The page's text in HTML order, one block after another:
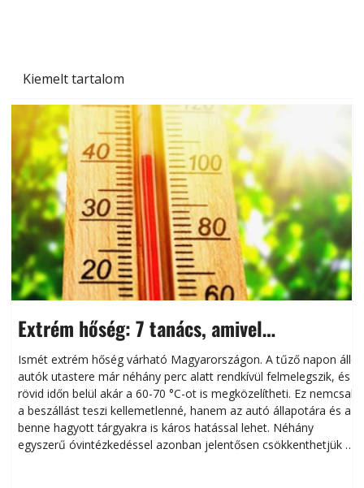
Kiemelt tartalom
Extrém hőség: 7 tanács, amivel
megóvhatjuk autónkat a nyári károktól
Ismét extrém hőség várható Magyarországon. A tűző napon álló
autók utastere már néhány perc alatt rendkívül felmelegszik, és
rövid időn belül akár a 60-70 °C-ot is megközelítheti. Ez nemcsak
a beszállást teszi kellemetlenné, hanem az autó állapotára és a
benne hagyott tárgyakra is káros hatással lehet. Néhány
egyszerű óvintézkedéssel azonban jelentősen csökkenthetjük a